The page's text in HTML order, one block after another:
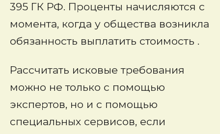
395 ГК РФ. Проценты начисляются с
момента, когда у общества возникла
обязанность выплатить стоимость .
Рассчитать исковые требования
можно не только с помощью
экспертов, но и с помощью
специальных сервисов, если